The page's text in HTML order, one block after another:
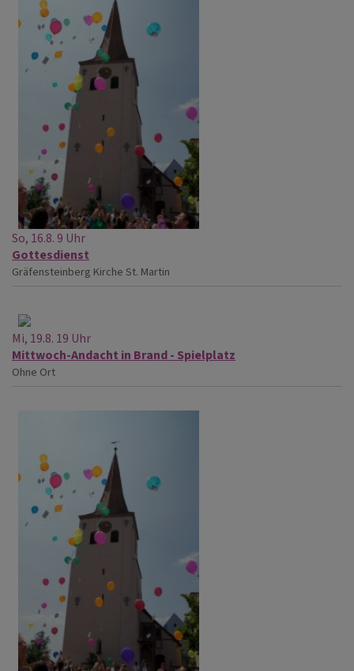
So, 16.8. 9 Uhr
Gottesdienst
Gräfensteinberg Kirche St. Martin
Mi, 19.8. 19 Uhr
Mittwoch-Andacht in Brand - Spielplatz
Ohne Ort